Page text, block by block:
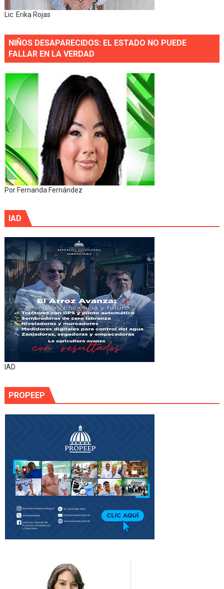
Lic. Erika Rojas
NIÑOS DESAPARECIDOS: EL ESTADO NO PUEDE
FALLAR EN LA VERDAD
Por Fernanda Fernández
IAD
IAD
PROPEEP